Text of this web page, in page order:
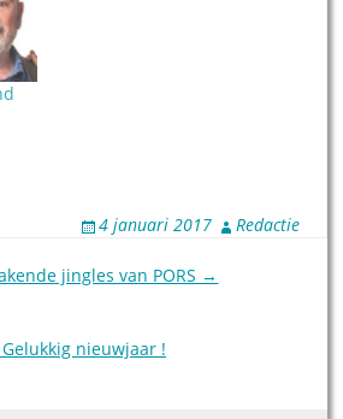
4 januari 2017 Redactie
jingles van PORS →
nieuwjaar !